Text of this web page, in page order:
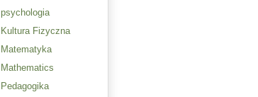
psychologia
Kultura Fizyczna
Matematyka
Mathematics
Pedagogika